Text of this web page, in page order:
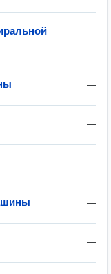
—
—
—
—
—
—